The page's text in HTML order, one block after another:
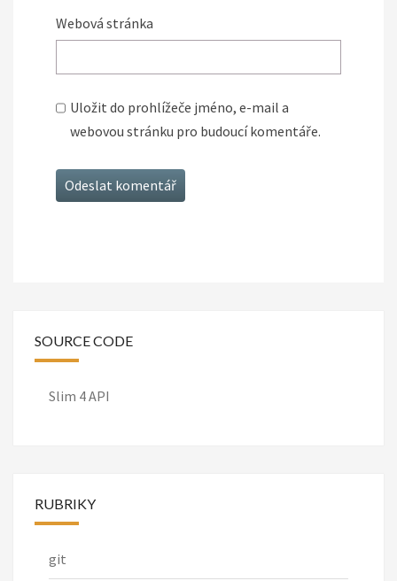
Webová stránka
Uložit do prohlížeče jméno, e-mail a
webovou stránku pro budoucí komentáře.
SOURCE CODE
Slim 4 API
RUBRIKY
git